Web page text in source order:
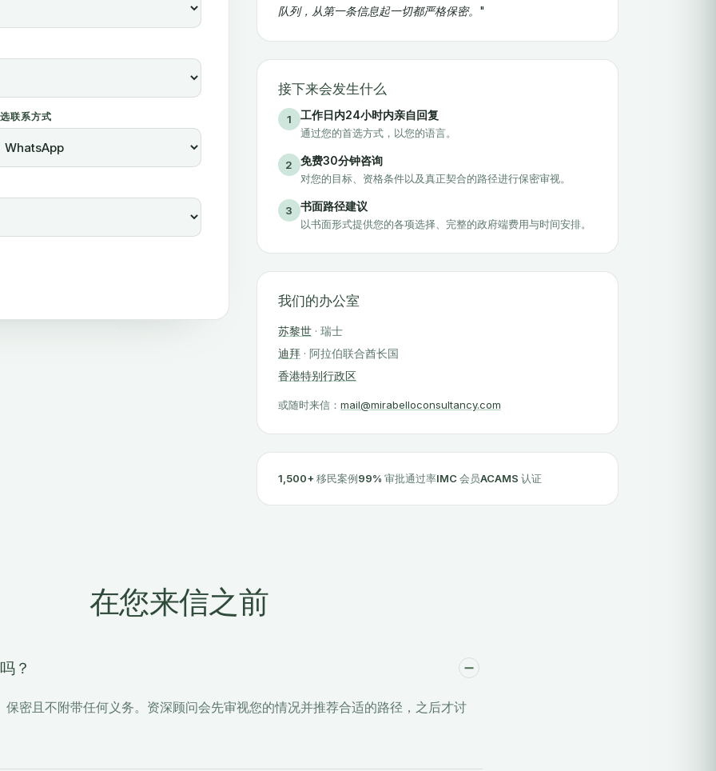
联系方式
队列，从第一条信息起一切都严格保密。"
接下来会发生什么
1 工作日内24小时内亲自回复
通过您的首选方式，以您的语言。
2 免费30分钟咨询
对您的目标、资格条件以及真正契合的路径进行保密审视。
3 书面路径建议
以书面形式提供您的各项选择、完整的政府端费用与时间安排。
我们的办公室
苏黎世· 瑞士
迪拜· 阿拉伯联合酋长国
香港特别行政区
或随时来信： mail@mirabelloconsultancy.com
1,500+移民案例99% 审批通过率IMC 会员ACAMS 认证
在您来信之前
？
保密且不附带任何义务。资深顾问会先审视您的情况并推荐合适的路径，之后才讨